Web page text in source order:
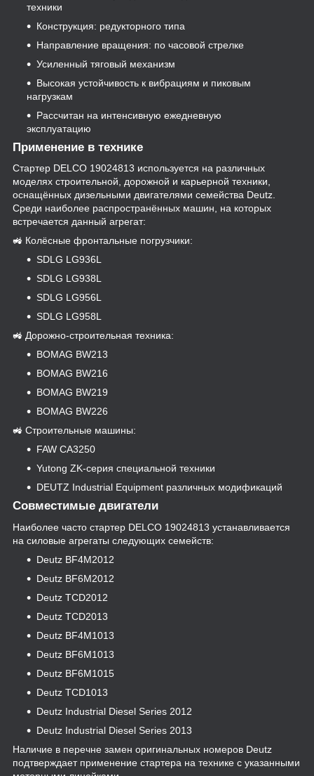
техники
Конструкция: редукторного типа
Направление вращения: по часовой стрелке
Усиленный тяговый механизм
Высокая устойчивость к вибрациям и пиковым
нагрузкам
Рассчитан на интенсивную ежедневную
эксплуатацию
Применение в технике
Стартер DELCO 19024813 используется на различных
моделях строительной, дорожной и карьерной техники,
оснащённых дизельными двигателями семейства Deutz.
Среди наиболее распространённых машин, на которых
встречается данный агрегат:
🚜 Колёсные фронтальные погрузчики:
SDLG LG936L
SDLG LG938L
SDLG LG956L
SDLG LG958L
🚜 Дорожно-строительная техника:
BOMAG BW213
BOMAG BW216
BOMAG BW219
BOMAG BW226
🚜 Строительные машины:
FAW CA3250
Yutong ZK-серия специальной техники
DEUTZ Industrial Equipment различных модификаций
Совместимые двигатели
Наиболее часто стартер DELCO 19024813 устанавливается
на силовые агрегаты следующих семейств:
Deutz BF4M2012
Deutz BF6M2012
Deutz TCD2012
Deutz TCD2013
Deutz BF4M1013
Deutz BF6M1013
Deutz BF6M1015
Deutz TCD1013
Deutz Industrial Diesel Series 2012
Deutz Industrial Diesel Series 2013
Наличие в перечне замен оригинальных номеров Deutz
подтверждает применение стартера на технике с указанными